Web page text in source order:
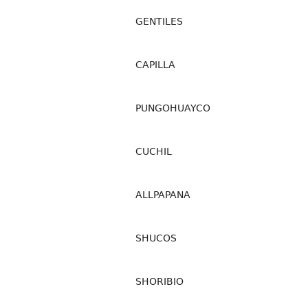
GENTILES
CAPILLA
PUNGOHUAYCO
CUCHIL
ALLPAPANA
SHUCOS
SHORIBIO